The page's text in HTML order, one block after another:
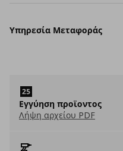
Υπηρεσία Μεταφοράς
Εγγύηση προϊοντος
Λήψη αρχείου PDF